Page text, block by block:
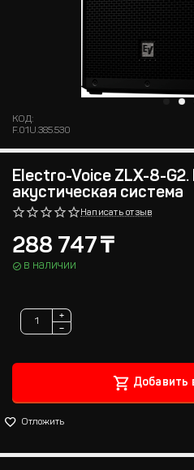
КОД:
F.01U.385.530
Electro-Voice ZLX-8-G2.
акустическая система
Написать отзыв
288 747₸
в наличии
+
−
Добавить
Отложить